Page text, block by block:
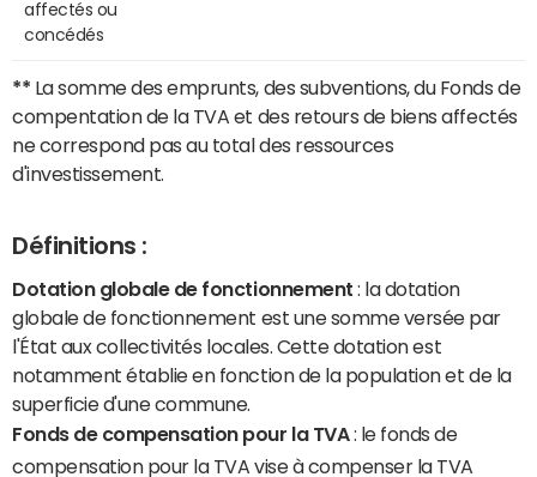
affectés ou
concédés
** La somme des emprunts, des subventions, du Fonds de
compentation de la TVA et des retours de biens affectés
ne correspond pas au total des ressources
d'investissement.
Définitions :
Dotation globale de fonctionnement : la dotation
globale de fonctionnement est une somme versée par
l'État aux collectivités locales. Cette dotation est
notamment établie en fonction de la population et de la
superficie d'une commune.
Fonds de compensation pour la TVA: le fonds de
compensation pour la TVA vise à compenser la TVA